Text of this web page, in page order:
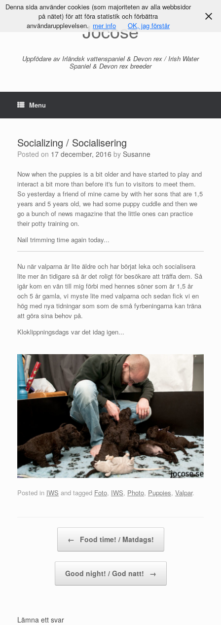
Jocose
Uppfödare av Irländsk vattenspaniel & Devon rex / Irish Water
Spaniel & Devon rex breeder
Menu
Socializing / Socialisering
Posted on 17 december, 2016 by Susanne
Now when the puppies is a bit older and have started to play and
interact a bit more than before it's fun to visitors to meet them.
So yesterday a friend of mine came by with her sons that are 1,5
years and 5 years old, we had some puppy cuddle and then we
go a bunch of news magazine that the little ones can practice
their potty training on.
Nail trimming time again today...
Nu när valparna är lite äldre och har börjat leka och socialisera
lite mer än tidigare så är det roligt för besökare att träffa dem. Så
igår kom en vän till mig förbi med hennes söner som är 1,5 år
och 5 år gamla, vi myste lite med valparna och sedan fick vi en
hög med nya tidningar som som de små fyrbeningarna kan träna
att göra sina behov på.
Kloklippningsdags var det idag igen...
Posted in IWS and tagged Foto, IWS, Photo, Puppies, Valpar.
← Food time! / Matdags!
Good night! / God natt! →
Lämna ett svar
Denna sida använder cookies (som majoriteten av alla webbsidor
på nätet) för att föra statistik och förbättra
användarupplevelsen. mer info OK, jag förstår